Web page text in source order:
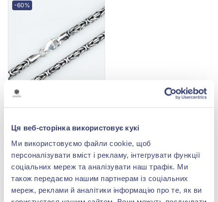
Ця веб-сторінка використовує кукі
Ми використовуємо файли cookie, щоб
персоналізувати вміст і рекламу, інтегрувати функції
соціальних мереж та аналізувати наш трафік. Ми
також передаємо нашим партнерам із соціальних
мереж, реклами й аналітики інформацію про те, як ви
-60%
(арт. Ланцюжок р/р)
Купить